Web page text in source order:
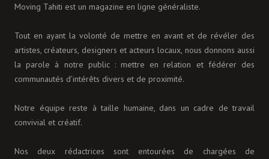
Moving Tahiti est un magazine en ligne généraliste.
Tout en ayant la volonté de mettre en avant et de révéler des
artistes, créateurs, designers et acteurs locaux, nous donnons aussi
la parole à notre public : mettre en relation et fédérer des
communautés d’intérêts divers et de proximité.
Notre équipe reste à taille humaine, dans un cadre de travail
convivial et créatif.
Nos deux rédactrices sont entourées de chargées de